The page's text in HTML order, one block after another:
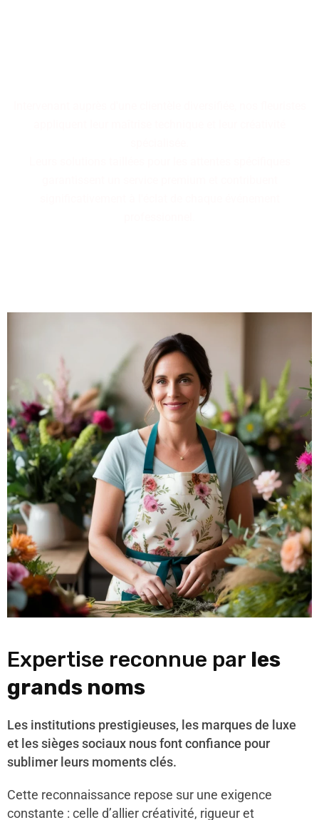
Expertise reconnue par les
grands noms
Les institutions prestigieuses, les marques de luxe
et les sièges sociaux nous font confiance pour
sublimer leurs moments clés.
Cette reconnaissance repose sur une exigence
constante : celle d’allier créativité, rigueur et